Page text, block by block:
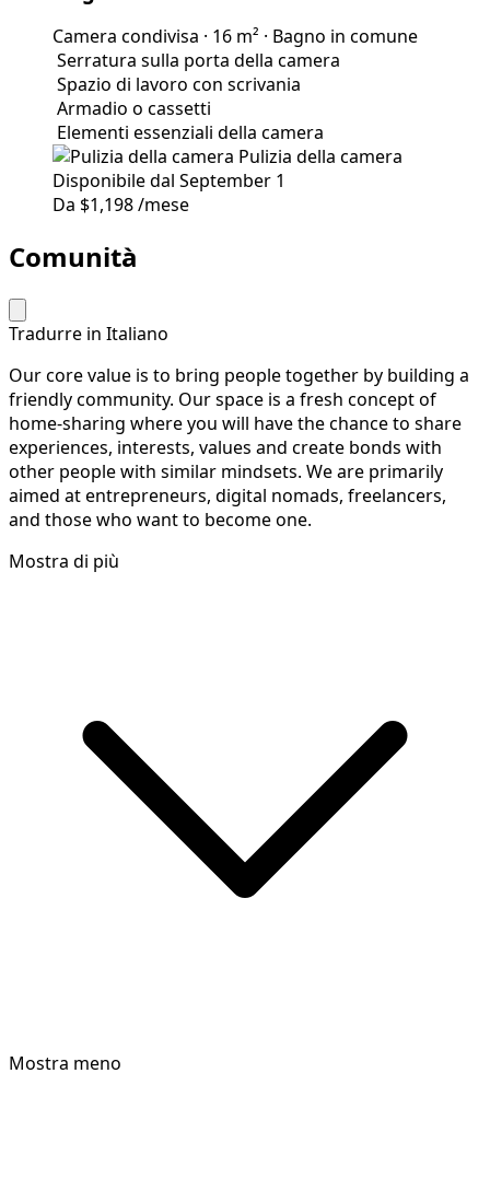
1 letto in camera doppia condivisa- Letto
singolo
Camera condivisa·
Serratura sulla porta della camera
Spazio di lavoro con scrivania
Armadio o cassetti
Tradurre in Italiano
Our core value is to bring people together by building a
friendly community. Our space is a fresh concept of
home-sharing where you will have the chance to share
other people with similar mindsets. We are primarily